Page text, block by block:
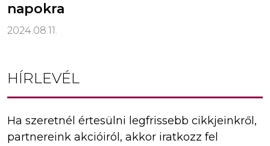
napokra
2024.08.11.
HÍRLEVÉL
Ha szeretnél értesülni legfrissebb cikkjeinkről,
partnereink akcióiról, akkor iratkozz fel